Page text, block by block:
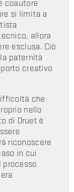
coautore
si limita a
allora
esclusa. Ciò
paternità
creativo
che
nello
di Druet è
riconoscere
in cui